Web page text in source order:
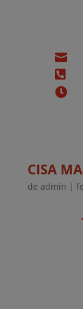



CISA
de admin |